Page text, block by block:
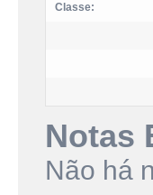
Classe:
Notas
Não há